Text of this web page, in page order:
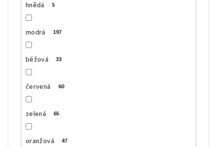
hnědá 5
modrá 197
béžová 33
červená 60
zelená 65
oranžová 47